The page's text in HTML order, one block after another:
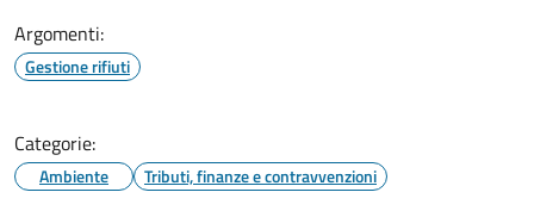
Argomenti:
Gestione rifiuti
Categorie:
Ambiente Tributi, finanze e contravvenzioni